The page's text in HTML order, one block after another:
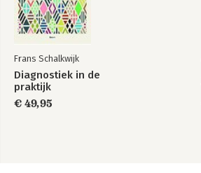
Frans Schalkwijk
Diagnostiek in de
praktijk
€ 49,95